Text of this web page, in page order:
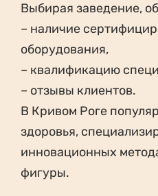
Выбирая заведение,
– наличие
оборудования,
– квалификацию
– отзывы клиентов.
В Кривом Роге
здоровья,
инновационных
фигуры.